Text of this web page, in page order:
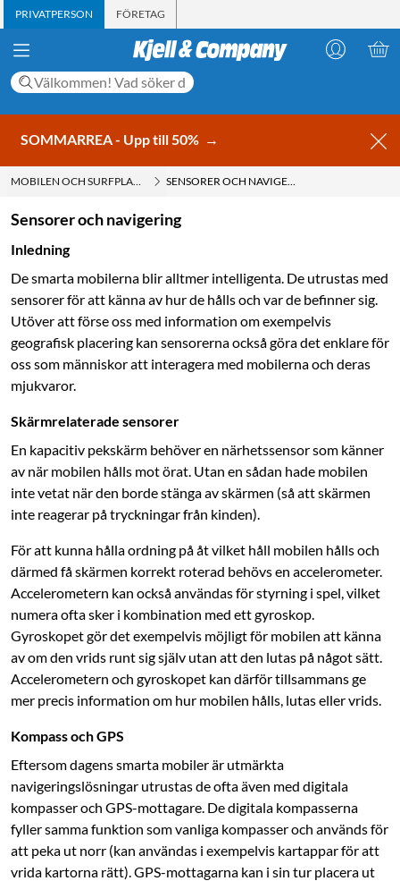
PRIVATPERSON FÖRETAG
SOMMARREA - Upp till 50% →
MOBILEN OCH SURFPLATTAN SENSORER OCH NAVIGERING
Sensorer och navigering
Inledning
De smarta mobilerna blir alltmer intelligenta. De utrustas med
sensorer för att känna av hur de hålls och var de befinner sig.
Utöver att förse oss med information om exempelvis
geografisk placering kan sensorerna också göra det enklare för
oss som ­människor att interagera med mobilerna och deras
mjukvaror.
Skärmrelaterade sensorer
En kapacitiv pekskärm behöver en närhetssensor som känner
av när mobilen hålls mot örat. Utan en sådan hade mobilen
inte vetat när den borde stänga av skärmen (så att skärmen
inte reagerar på tryckningar från kinden).
För att kunna hålla ordning på åt vilket håll mobilen hålls och
därmed få ­skärmen korrekt roterad behövs en accelerometer.
Accelerometern kan också användas för styrning i spel, vilket
numera ofta sker i kombination med ett gyroskop.
Gyroskopet gör det exempelvis möjligt för mobilen att känna
av om den vrids runt sig själv utan att den lutas på något sätt.
Accelerometern och gyroskopet kan därför tillsammans ge
mer precis information om hur mobilen hålls, lutas eller vrids.
Kompass och GPS
Eftersom dagens smarta mobiler är utmärkta
navigeringslösningar utrustas de ofta även med digitala
kompasser och GPS-mottagare. De digitala kompasserna
fyller ­samma funktion som vanliga kompasser och används för
att peka ut norr (kan ­användas i ­exempelvis kartappar för att
vrida kartorna rätt). GPS-mottagarna kan i sin tur placera ut